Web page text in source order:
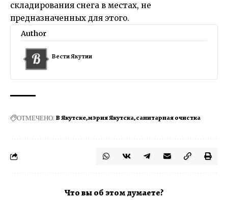
складирования снега в местах, не
предназначенных для этого.
Author
Вести Якутии
ОТМЕЧЕНО: В Якутске мэрия Якутска санитарная очистка
Что вы об этом думаете?